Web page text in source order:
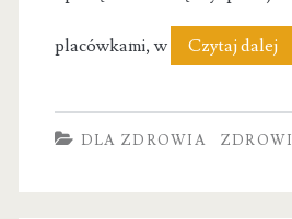
placówkami, w Czytaj dalej
DLA ZDROWIA